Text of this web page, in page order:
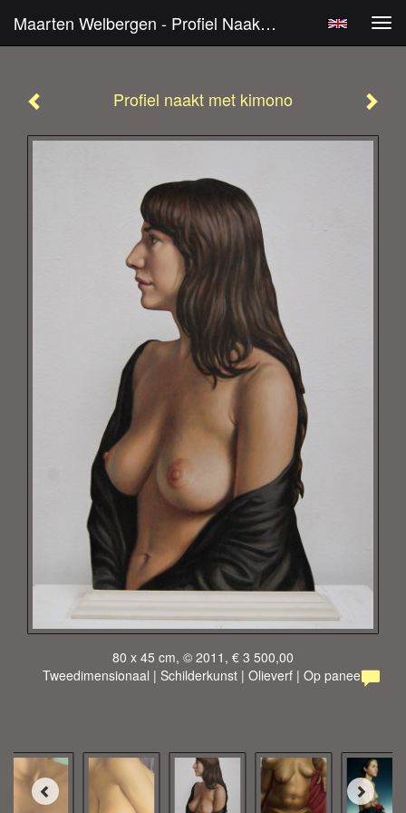
Maarten Welbergen - Profiel Naakt Met Kimono
Profiel naakt met kimono
80 x 45 cm, © 2011, € 3 500,00
Tweedimensionaal | Schilderkunst | Olieverf | Op paneel